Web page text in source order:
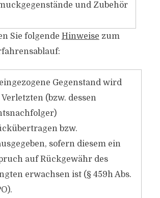
und Zubehör
Sie folgende Hinweise zum
Gegenstand wird
Verletzten (bzw. dessen
bzw.
sofern diesem ein
auf Rückgewähr des
erwachsen ist (§ 459h Abs.